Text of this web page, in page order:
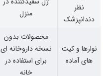
نظر
دندانپزشک
منزل
نوارها و کیت
های آماده
محصولات بدون
نسخه داروخانه ای
برای استفاده در
خانه